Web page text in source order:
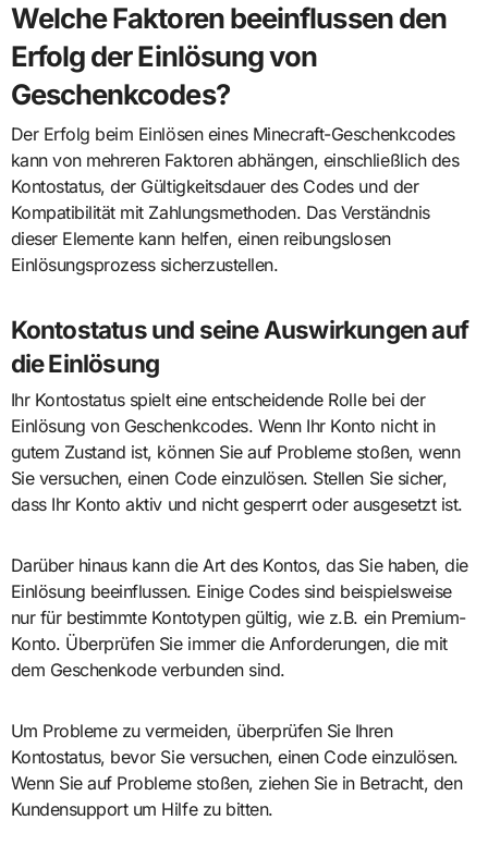
Welche Faktoren beeinflussen den
Erfolg der Einlösung von
Geschenkcodes?
Der Erfolg beim Einlösen eines Minecraft-Geschenkcodes
kann von mehreren Faktoren abhängen, einschließlich des
Kontostatus, der Gültigkeitsdauer des Codes und der
Kompatibilität mit Zahlungsmethoden. Das Verständnis
dieser Elemente kann helfen, einen reibungslosen
Einlösungsprozess sicherzustellen.
Kontostatus und seine Auswirkungen auf
die Einlösung
Ihr Kontostatus spielt eine entscheidende Rolle bei der
Einlösung von Geschenkcodes. Wenn Ihr Konto nicht in
gutem Zustand ist, können Sie auf Probleme stoßen, wenn
Sie versuchen, einen Code einzulösen. Stellen Sie sicher,
dass Ihr Konto aktiv und nicht gesperrt oder ausgesetzt ist.
Darüber hinaus kann die Art des Kontos, das Sie haben, die
Einlösung beeinflussen. Einige Codes sind beispielsweise
nur für bestimmte Kontotypen gültig, wie z.B. ein Premium-
Konto. Überprüfen Sie immer die Anforderungen, die mit
dem Geschenkode verbunden sind.
Um Probleme zu vermeiden, überprüfen Sie Ihren
Kontostatus, bevor Sie versuchen, einen Code einzulösen.
Wenn Sie auf Probleme stoßen, ziehen Sie in Betracht, den
Kundensupport um Hilfe zu bitten.